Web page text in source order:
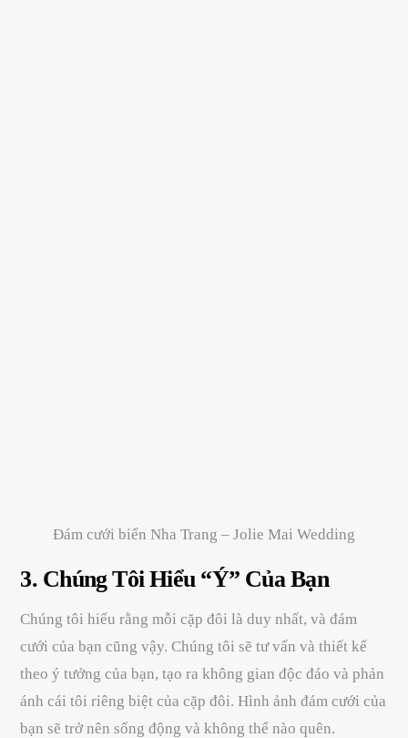
Đám cưới biển Nha Trang – Jolie Mai Wedding
3. Chúng Tôi Hiểu “Ý” Của Bạn
Chúng tôi hiểu rằng mỗi cặp đôi là duy nhất, và đám
cưới của bạn cũng vậy. Chúng tôi sẽ tư vấn và thiết kế
theo ý tưởng của bạn, tạo ra không gian độc đáo và phản
ánh cái tôi riêng biệt của cặp đôi. Hình ảnh đám cưới của
bạn sẽ trở nên sống động và không thể nào quên.